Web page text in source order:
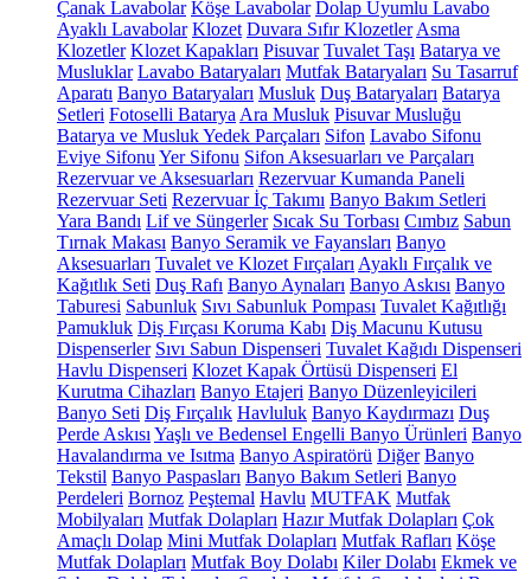
Çanak Lavabolar Köşe Lavabolar Dolap Uyumlu Lavabo
Ayaklı Lavabolar Klozet Duvara Sıfır Klozetler Asma
Klozetler Klozet Kapakları Pisuvar Tuvalet Taşı Batarya ve
Musluklar Lavabo Bataryaları Mutfak Bataryaları Su Tasarruf
Aparatı Banyo Bataryaları Musluk Duş Bataryaları Batarya
Setleri Fotoselli Batarya Ara Musluk Pisuvar Musluğu
Batarya ve Musluk Yedek Parçaları Sifon Lavabo Sifonu
Eviye Sifonu Yer Sifonu Sifon Aksesuarları ve Parçaları
Rezervuar ve Aksesuarları Rezervuar Kumanda Paneli
Rezervuar Seti Rezervuar İç Takımı Banyo Bakım Setleri
Yara Bandı Lif ve Süngerler Sıcak Su Torbası Cımbız Sabun
Tırnak Makası Banyo Seramik ve Fayansları Banyo
Aksesuarları Tuvalet ve Klozet Fırçaları Ayaklı Fırçalık ve
Kağıtlık Seti Duş Rafı Banyo Aynaları Banyo Askısı Banyo
Taburesi Sabunluk Sıvı Sabunluk Pompası Tuvalet Kağıtlığı
Pamukluk Diş Fırçası Koruma Kabı Diş Macunu Kutusu
Dispenserler Sıvı Sabun Dispenseri Tuvalet Kağıdı Dispenseri
Havlu Dispenseri Klozet Kapak Örtüsü Dispenseri El
Kurutma Cihazları Banyo Etajeri Banyo Düzenleyicileri
Banyo Seti Diş Fırçalık Havluluk Banyo Kaydırmazı Duş
Perde Askısı Yaşlı ve Bedensel Engelli Banyo Ürünleri Banyo
Havalandırma ve Isıtma Banyo Aspiratörü Diğer Banyo
Tekstil Banyo Paspasları Banyo Bakım Setleri Banyo
Perdeleri Bornoz Peştemal Havlu MUTFAK Mutfak
Mobilyaları Mutfak Dolapları Hazır Mutfak Dolapları Çok
Amaçlı Dolap Mini Mutfak Dolapları Mutfak Rafları Köşe
Mutfak Dolapları Mutfak Boy Dolabı Kiler Dolabı Ekmek ve